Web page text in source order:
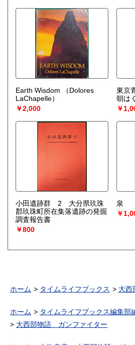
Earth Wisdom
（Dolores
LaChapelle）
￥2,000
東京
朝は
￥
小田遺跡群 2 大分県玖珠
郡玖珠町所在集落遺跡の発掘
調査報告書
￥800
泉
￥
ホーム タイムライフブックス 大
ホーム
タイムライフブックス編集部
大西部物語 ガンファイター